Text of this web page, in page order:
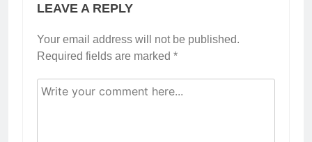
LEAVE A REPLY
Your email address will not be published.
Required fields are marked *